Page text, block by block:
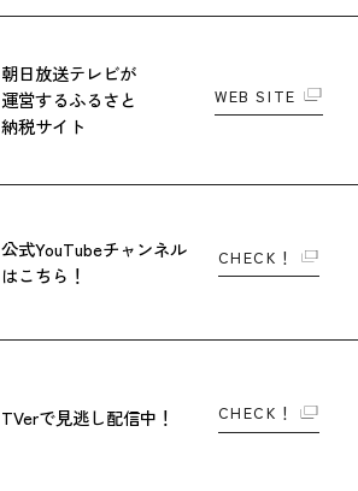
朝日放送テレビが
運営するふるさと
納税サイト
WEB SITE
公式YouTubeチャンネル
はこちら！
CHECK！
TVerで見逃し配信中！ CHECK！